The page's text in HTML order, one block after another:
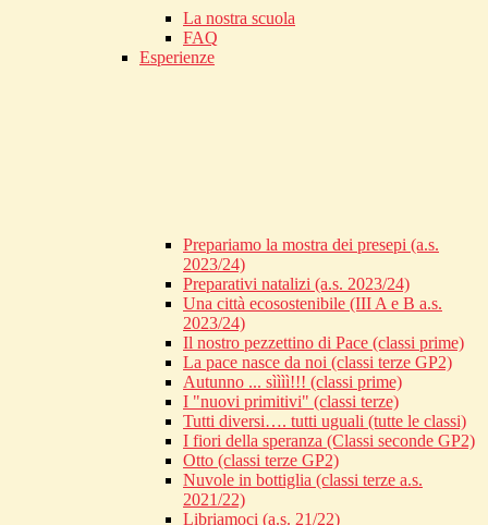
La nostra scuola
FAQ
Esperienze
Prepariamo la mostra dei presepi (a.s.
2023/24)
Preparativi natalizi (a.s. 2023/24)
Una città ecosostenibile (III A e B a.s.
2023/24)
Il nostro pezzettino di Pace (classi prime)
La pace nasce da noi (classi terze GP2)
Autunno ... sìììì!!! (classi prime)
I "nuovi primitivi" (classi terze)
Tutti diversi…. tutti uguali (tutte le classi)
I fiori della speranza (Classi seconde GP2)
Otto (classi terze GP2)
Nuvole in bottiglia (classi terze a.s.
2021/22)
Libriamoci (a.s. 21/22)